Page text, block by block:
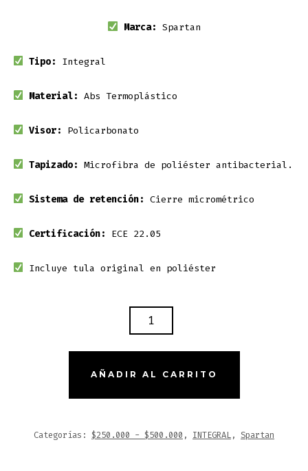
Marca: Spartan
Tipo: Integral
Material:Abs Termoplástico
Visor: Policarbonato
Tapizado: Microfibra de poliéster antibacterial.
Sistema de retención: Cierre micrométrico
Certificación: ECE 22.05
Incluye tula original en poliéster
SPARTAN
AÑADIR AL CARRITO
Categorías: $250.000 - $500.000 , INTEGRAL, Spartan